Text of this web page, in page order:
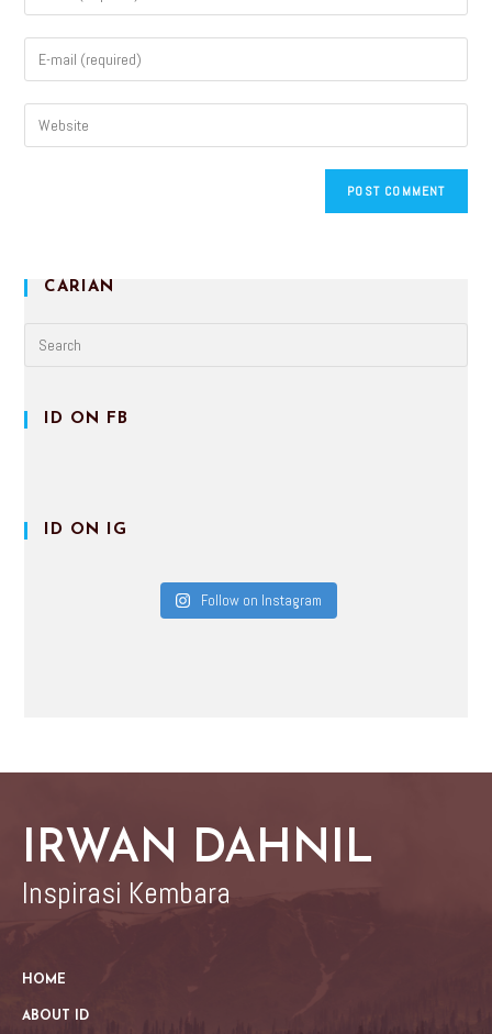
CARIAN
ID ON FB
ID ON IG
Follow on Instagram
IRWAN DAHNIL
Inspirasi Kembara
HOME
ABOUT ID